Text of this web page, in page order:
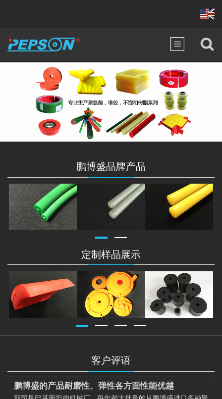
鹏博盛品牌产品
定制样品展示
客户评语
鹏博盛的产品耐磨性、弹性各方面性能优越